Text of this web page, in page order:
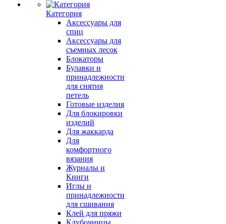
Категория
Аксессуары для
спиц
Аксессуары для
съемных лесок
Блокаторы
Булавки и
принадлежности
для снятия
петель
Готовые изделия
Для блокировки
изделий
Для жаккарда
Для
комфортного
вязания
Журналы и
Книги
Иглы и
принадлежности
для сшивания
Клей для пряжи
Клубочницы